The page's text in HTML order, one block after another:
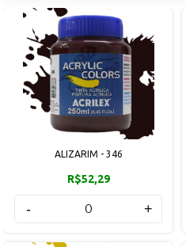
ALIZARIM - 346
R$52,29
- +